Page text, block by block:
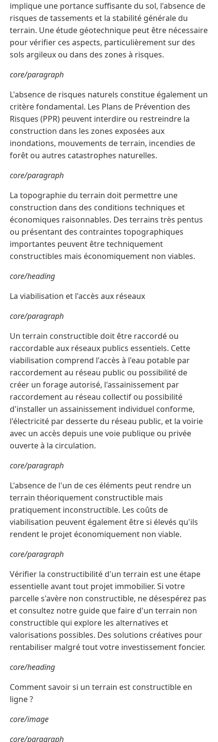
implique une portance suffisante du sol, l'absence de
risques de tassements et la stabilité générale du
terrain. Une étude géotechnique peut être nécessaire
pour vérifier ces aspects, particulièrement sur des
sols argileux ou dans des zones à risques.
core/paragraph
L'absence de risques naturels constitue également un
critère fondamental. Les Plans de Prévention des
Risques (PPR) peuvent interdire ou restreindre la
construction dans les zones exposées aux
inondations, mouvements de terrain, incendies de
forêt ou autres catastrophes naturelles.
core/paragraph
La topographie du terrain doit permettre une
construction dans des conditions techniques et
économiques raisonnables. Des terrains très pentus
ou présentant des contraintes topographiques
importantes peuvent être techniquement
constructibles mais économiquement non viables.
core/heading
La viabilisation et l'accès aux réseaux
core/paragraph
Un terrain constructible doit être raccordé ou
raccordable aux réseaux publics essentiels. Cette
viabilisation comprend l'accès à l'eau potable par
raccordement au réseau public ou possibilité de
créer un forage autorisé, l'assainissement par
raccordement au réseau collectif ou possibilité
d'installer un assainissement individuel conforme,
l'électricité par desserte du réseau public, et la voirie
avec un accès depuis une voie publique ou privée
ouverte à la circulation.
core/paragraph
L'absence de l'un de ces éléments peut rendre un
terrain théoriquement constructible mais
pratiquement inconstructible. Les coûts de
viabilisation peuvent également être si élevés qu'ils
rendent le projet économiquement non viable.
core/paragraph
Vérifier la constructibilité d'un terrain est une étape
essentielle avant tout projet immobilier. Si votre
parcelle s'avère non constructible, ne désespérez pas
et consultez notre guide que faire d'un terrain non
constructible qui explore les alternatives et
valorisations possibles. Des solutions créatives pour
rentabiliser malgré tout votre investissement foncier.
core/heading
Comment savoir si un terrain est constructible en
ligne ?
core/image
core/paragraph